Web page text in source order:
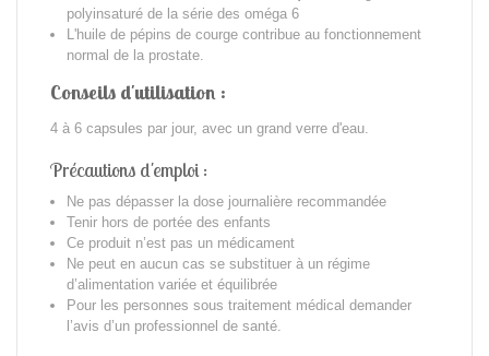
polyinsaturé de la série des oméga 6
L'huile de pépins de courge contribue au fonctionnement
normal de la prostate.
Conseils d'utilisation :
4 à 6 capsules par jour, avec un grand verre d'eau.
Précautions d'emploi :
Ne pas dépasser la dose journalière recommandée
Tenir hors de portée des enfants
Ce produit n’est pas un médicament
Ne peut en aucun cas se substituer à un régime
d’alimentation variée et équilibrée
Pour les personnes sous traitement médical demander
l’avis d’un professionnel de santé.